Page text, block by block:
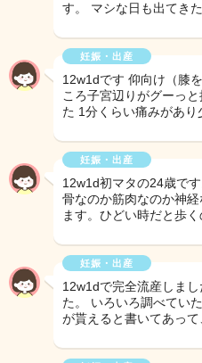
す。 マシな日も出てき
妊娠・出産
12w1dです 仰向け（膝
ころ子宮辺りがグーっ
た 1分くらい痛みがあり
妊娠・出産
12w1d初マタの24歳で
骨なのか筋肉なのか神
ます。ひどい時だと歩
妊娠・出産
12w1dで完全流産しま
た。 いろいろ調べてい
が貰えると書いてあっ